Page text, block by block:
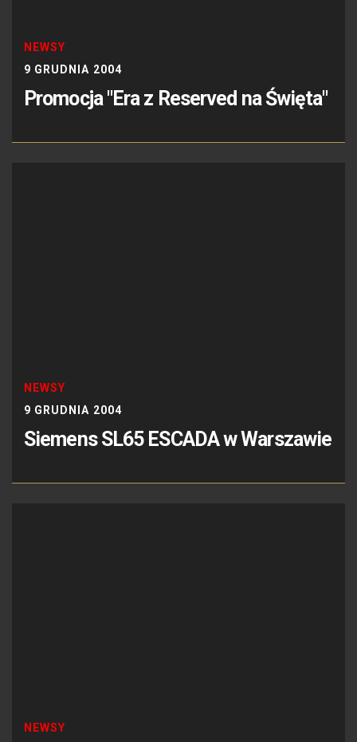
NEWSY
9 GRUDNIA 2004
Promocja "Era z Reserved na Święta"
NEWSY
9 GRUDNIA 2004
Siemens SL65 ESCADA w Warszawie
NEWSY